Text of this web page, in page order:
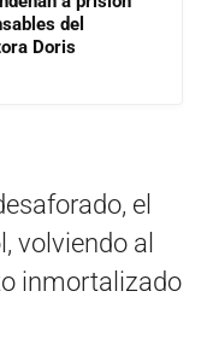
del
Doris
el
volviendo al
inmortalizado